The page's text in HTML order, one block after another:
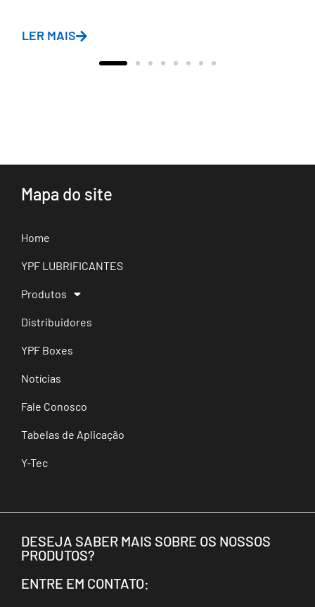
LER MAIS
Mapa do site
Home
YPF LUBRIFICANTES
Produtos
Distribuidores
YPF Boxes
Notícias
Fale Conosco
Tabelas de Aplicação
Y-Tec
DESEJA SABER MAIS SOBRE OS NOSSOS
PRODUTOS?
ENTRE EM CONTATO: